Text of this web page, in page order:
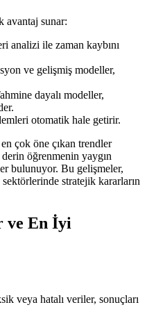
avantaj sunar:
analizi ile zaman kaybını
ve gelişmiş modeller,
dayalı modeller,
otomatik hale getirir.
çok öne çıkan trendler
öğrenmenin yaygın
bulunuyor. Bu gelişmeler,
stratejik kararların
ve En İyi
veya hatalı veriler, sonuçları